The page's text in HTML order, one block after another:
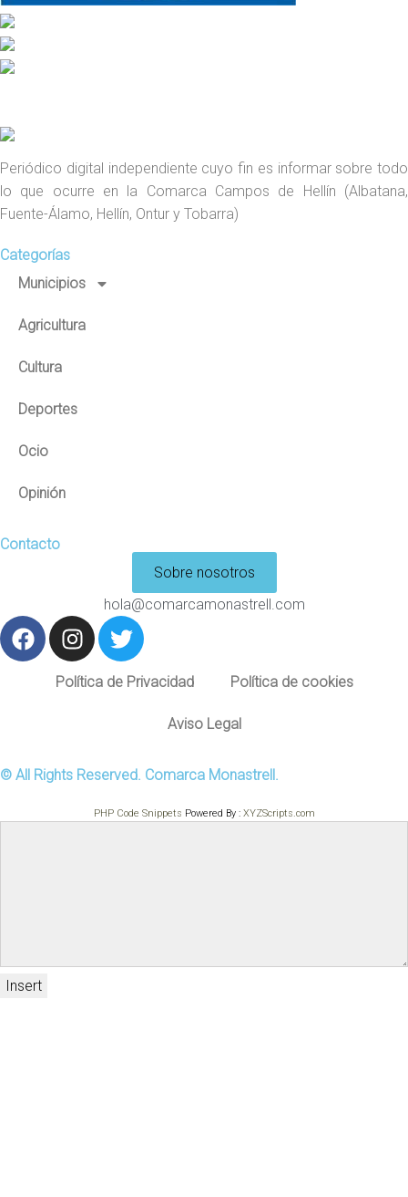
Periódico digital independiente cuyo fin es informar sobre todo
lo que ocurre en la Comarca Campos de Hellín (Albatana,
Fuente-Álamo, Hellín, Ontur y Tobarra)
Categorías
Municipios
Agricultura
Cultura
Deportes
Ocio
Opinión
Contacto
Sobre nosotros
hola@comarcamonastrell.com
Política de Privacidad Política de cookies
Aviso Legal
© All Rights Reserved. Comarca Monastrell.
PHP Code Snippets Powered By : XYZScripts.com
Insert